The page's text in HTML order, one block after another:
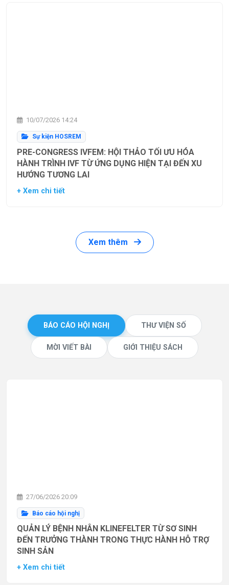
10/07/2026 14:24
Sự kiện HOSREM
PRE-CONGRESS IVFEM: HỘI THẢO TỐI ƯU HÓA
HÀNH TRÌNH IVF TỪ ỨNG DỤNG HIỆN TẠI ĐẾN XU
HƯỚNG TƯƠNG LAI
+ Xem chi tiết
Xem thêm
BÁO CÁO HỘI NGHỊ THƯ VIỆN SỐ
MỜI VIẾT BÀI GIỚI THIỆU SÁCH
27/06/2026 20:09
Báo cáo hội nghị
QUẢN LÝ BỆNH NHÂN KLINEFELTER TỪ SƠ SINH
ĐẾN TRƯỞNG THÀNH TRONG THỰC HÀNH HỖ TRỢ
SINH SẢN
+ Xem chi tiết